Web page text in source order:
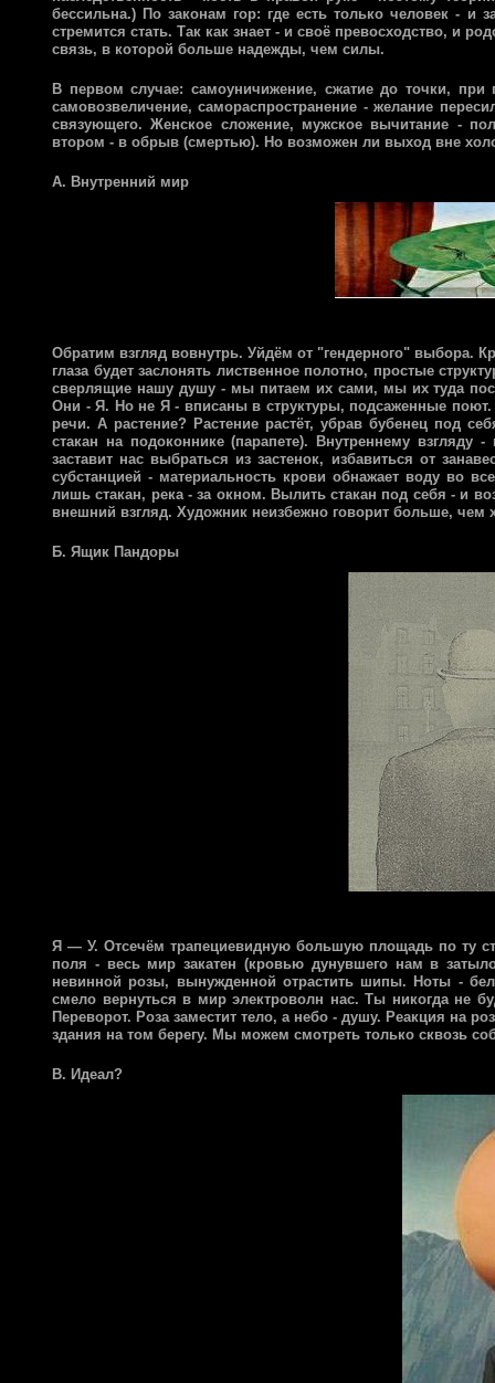
бессильна.) По законам гор: где есть только человек - и
стремится стать. Так как знает - и своё превосходство, и
связь, в которой больше надежды, чем силы.
В первом случае: самоуничижение, сжатие до точки,
самовозвеличение, самораспространение - желание
связующего. Женское сложение, мужское вычитание -
втором - в обрыв (смертью). Но возможен ли выход вне
А. Внутренний мир
Обратим взгляд вовнутрь. Уйдём от "гендерного" выбора.
глаза будет заслонять лиственное полотно, простые
сверлящие нашу душу - мы питаем их сами, мы их туда
Они - Я. Но не Я - вписаны в структуры, подсаженные
речи. А растение? Растение растёт, убрав бубенец под
стакан на подоконнике (парапете). Внутреннему
заставит нас выбраться из застенок, избавиться от
субстанцией - материальность крови обнажает воду во
лишь стакан, река - за окном. Вылить стакан под себя - и
внешний взгляд. Художник неизбежно говорит больше, чем
Б. Ящик Пандоры
Я — У. Отсечём трапециевидную большую площадь по ту
поля - весь мир закатен (кровью дунувшего нам в
невинной розы, вынужденной отрастить шипы. Ноты -
смело вернуться в мир электроволн нас. Ты никогда не
Переворот. Роза заместит тело, а небо - душу. Реакция на
здания на том берегу. Мы можем смотреть только сквозь
В. Идеал?